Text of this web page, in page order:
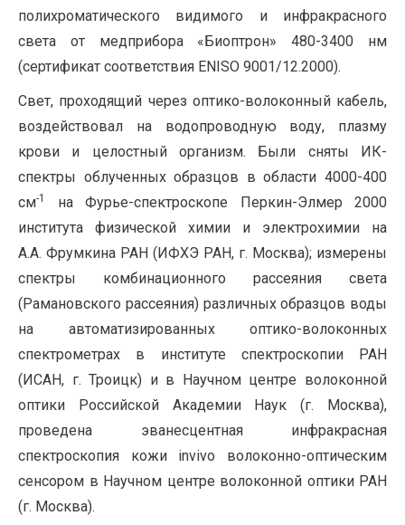
полихроматического видимого и инфракрасного
света от медприбора «Биоптрон» 480-3400 нм
(сертификат соответствия ENISO 9001/12.2000).
Свет, проходящий через оптико-волоконный кабель,
воздействовал на водопроводную воду, плазму
крови и целостный организм. Были сняты ИК-
спектры облученных образцов в области 4000-400
см-1
на Фурье-спектроскопе Перкин-Элмер 2000
института физической химии и электрохимии на
А.А. Фрумкина РАН (ИФХЭ РАН, г. Москва); измерены
спектры комбинационного рассеяния света
(Рамановского рассеяния) различных образцов воды
на автоматизированных оптико-волоконных
спектрометрах в институте спектроскопии РАН
(ИСАН, г. Троицк) и в Научном центре волоконной
оптики Российской Академии Наук (г. Москва),
проведена эванесцентная инфракрасная
спектроскопия кожи invivo волоконно-оптическим
сенсором в Научном центре волоконной оптики РАН
(г. Москва).